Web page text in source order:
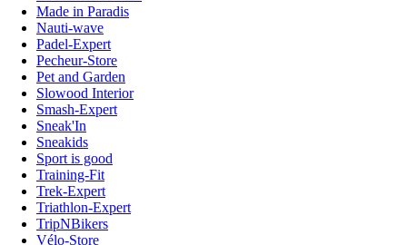
Made in Paradis
Nauti-wave
Padel-Expert
Pecheur-Store
Pet and Garden
Slowood Interior
Smash-Expert
Sneak'In
Sneakids
Sport is good
Training-Fit
Trek-Expert
Triathlon-Expert
TripNBikers
Vélo-Store